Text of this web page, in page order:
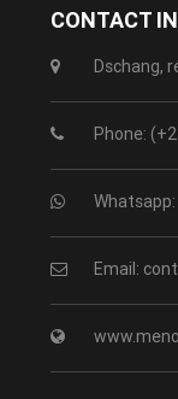
CONTACT
Dschang,
Phone:
Email: